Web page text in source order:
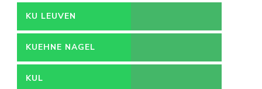
KU LEUVEN
KUEHNE NAGEL
KUL